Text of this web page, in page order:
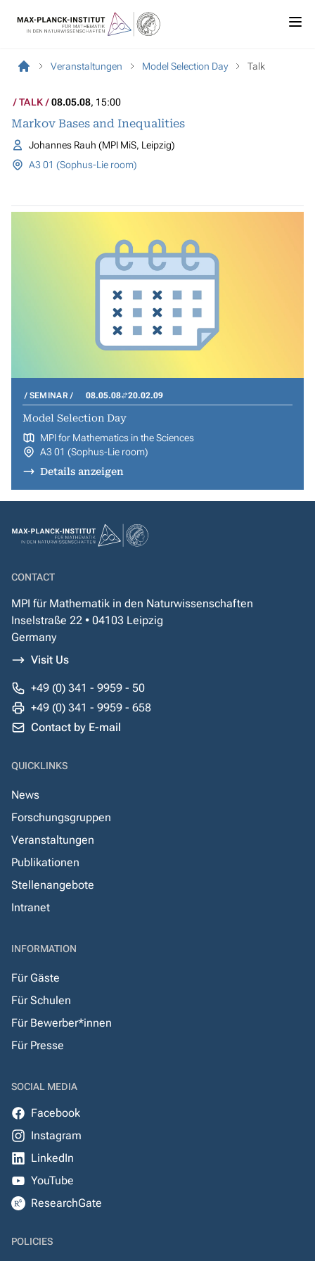
Veranstaltungen Model Selection Day Talk
TALK 08.05.08, 15:00
Markov Bases and Inequalities
Johannes Rauh (MPI MiS, Leipzig)
A3 01 (Sophus-Lie room)
SEMINAR 08.05.08 20.02.09
Model Selection Day
MPI for Mathematics in the Sciences
A3 01 (Sophus-Lie room)
Details anzeigen
CONTACT
MPI für Mathematik in den Naturwissenschaften
Inselstraße 22 • 04103 Leipzig
Germany
Visit Us
+49 (0) 341 - 9959 - 50
+49 (0) 341 - 9959 - 658
Contact by E-mail
QUICKLINKS
News
Forschungsgruppen
Veranstaltungen
Publikationen
Stellenangebote
Intranet
INFORMATION
Für Gäste
Für Schulen
Für Bewerber*innen
Für Presse
SOCIAL MEDIA
Facebook
Instagram
LinkedIn
YouTube
ResearchGate
POLICIES